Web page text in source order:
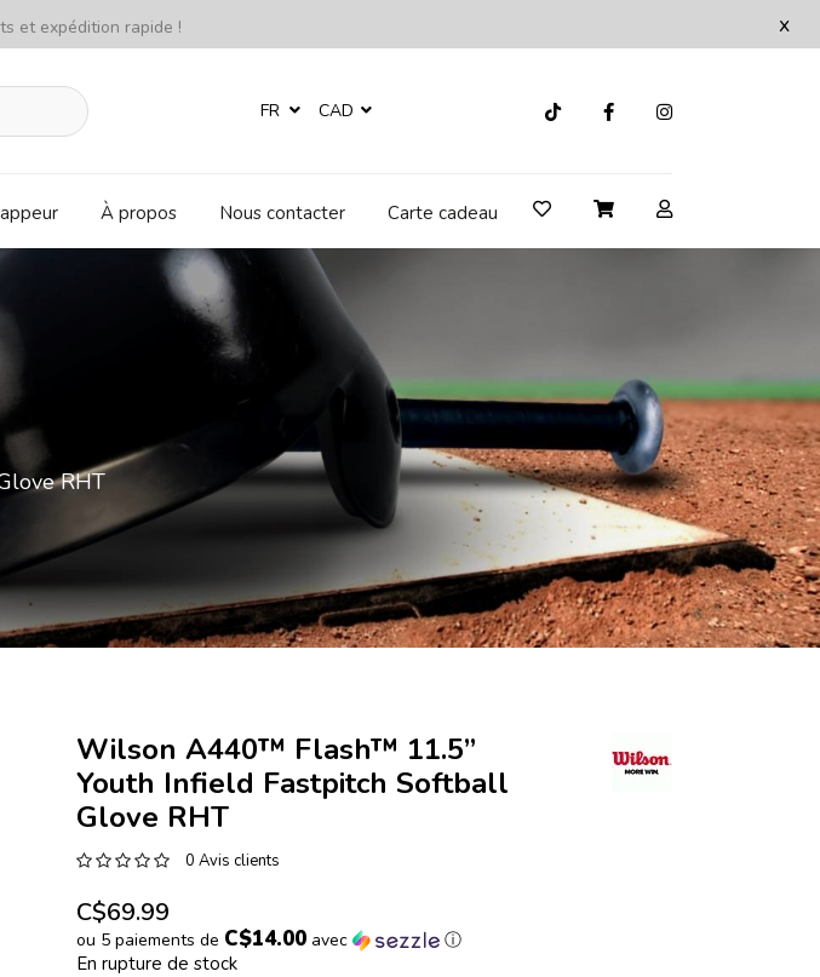
x
et expédition rapide !
FR CAD
À propos Nous contacter Carte cadeau
RHT
Wilson A440™ Flash™ 11.5”
Youth Infield Fastpitch Softball
Glove RHT
0 Avis clients
C$69.99
ou 5 paiements de C$14.00avec ⓘ
En rupture de stock